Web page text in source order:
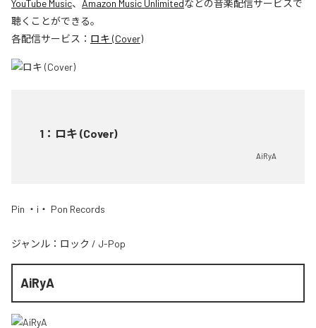
YouTube Music、 Amazon Music Unlimitedなどの音楽配信サービスで
聴くことができる。
各配信サービス： ロキ (Cover)
1 ： ロキ (Cover)
AiRyA
Pin ・i・ Pon Records
ジャンル： ロック / J-Pop
AiRyA